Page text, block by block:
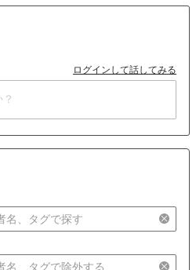
ログインして話してみる